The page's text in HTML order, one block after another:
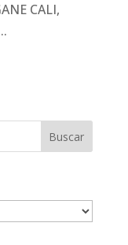
CALI,